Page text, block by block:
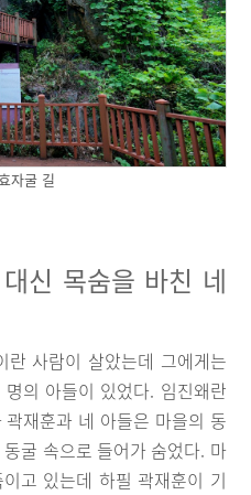
자굴 길
신 목숨을 바친 네
란 사람이 살았는데 그에게는
의 아들이 있었다. 임진왜란
재훈과 네 아들은 마을의 동
굴 속으로 들어가 숨었다. 마
고 있는데 하필 곽재훈이 기